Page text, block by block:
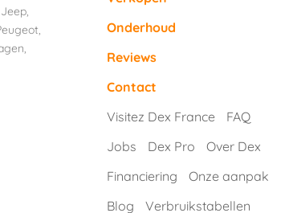
Jeep,
,
,
Onderhoud
Reviews
Contact
Visitez Dex France
FAQ
Jobs
Dex Pro
Over Dex
Financiering
Onze aanpak
Blog
Verbruikstabellen